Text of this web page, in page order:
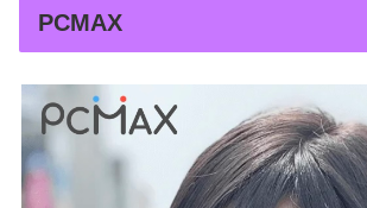
PCMAX